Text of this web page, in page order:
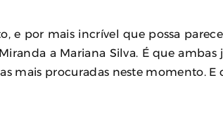
e por mais incrível que possa
a Mariana Silva. É que
mais procuradas neste momento. E